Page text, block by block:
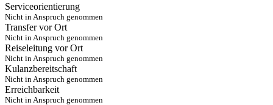
Serviceorientierung
Nicht in Anspruch genommen
Transfer vor Ort
Nicht in Anspruch genommen
Reiseleitung vor Ort
Nicht in Anspruch genommen
Kulanzbereitschaft
Nicht in Anspruch genommen
Erreichbarkeit
Nicht in Anspruch genommen